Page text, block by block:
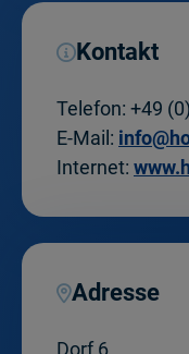
Kontakt
Telefon: +49
E-Mail:
Internet:
Adresse
Dorf 6